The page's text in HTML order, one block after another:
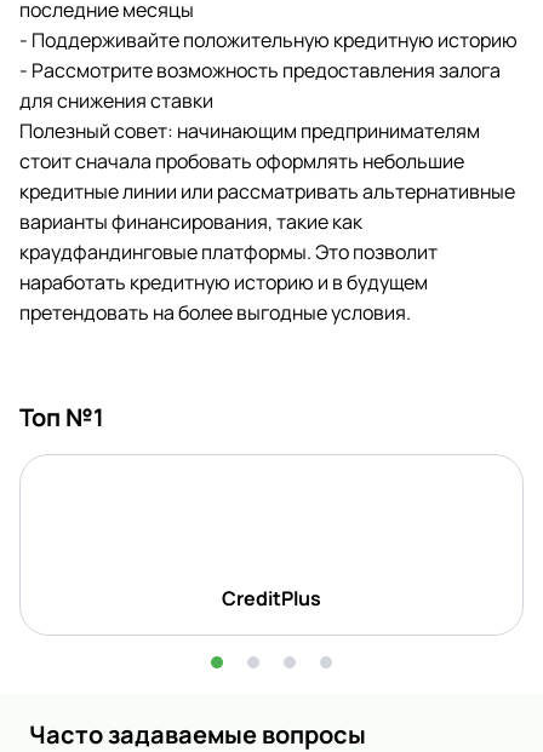
последние месяцы
- Поддерживайте положительную кредитную историю
- Рассмотрите возможность предоставления залога
для снижения ставки
Полезный совет: начинающим предпринимателям
стоит сначала пробовать оформлять небольшие
кредитные линии или рассматривать альтернативные
варианты финансирования, такие как
краудфандинговые платформы. Это позволит
наработать кредитную историю и в будущем
претендовать на более выгодные условия.
Топ №1
CreditPlus
Часто задаваемые вопросы